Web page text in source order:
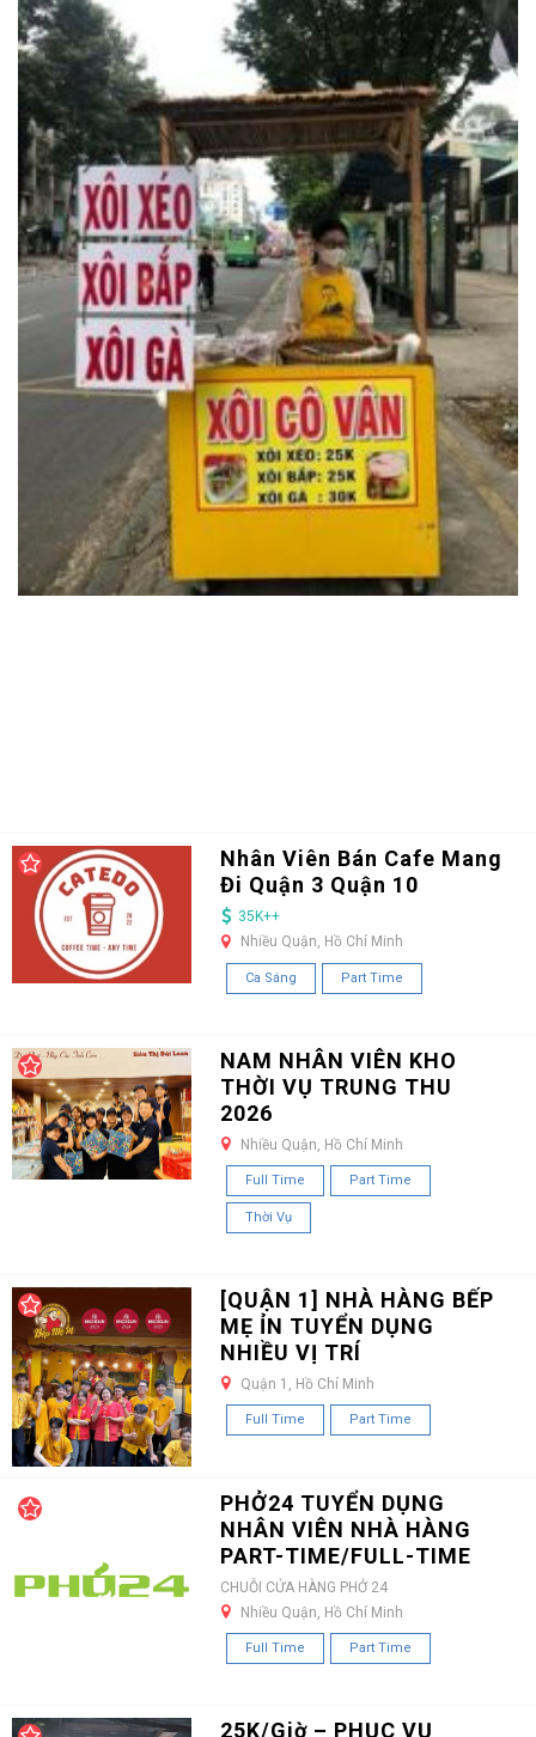
Nhân Viên Bán Cafe Mang
Đi Quận 3 Quận 10
35K++
Nhiều Quận, Hồ Chí Minh
Ca Sáng Part Time
NAM NHÂN VIÊN KHO
THỜI VỤ TRUNG THU
2026
Nhiều Quận, Hồ Chí Minh
Full Time Part Time
Thời Vụ
[QUẬN 1] NHÀ HÀNG BẾP
MẸ ỈN TUYỂN DỤNG
NHIỀU VỊ TRÍ
Quận 1, Hồ Chí Minh
Full Time Part Time
PHỞ24 TUYỂN DỤNG
NHÂN VIÊN NHÀ HÀNG
PART-TIME/FULL-TIME
CHUỖI CỬA HÀNG PHỞ 24
Nhiều Quận, Hồ Chí Minh
Full Time Part Time
25K/Giờ – PHỤC VỤ